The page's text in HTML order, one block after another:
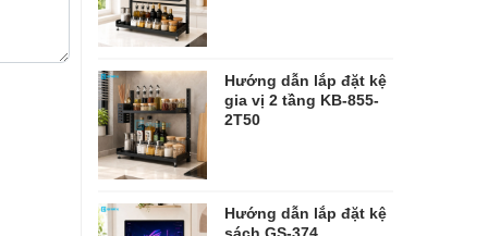
Hướng dẫn lắp đặt kệ
gia vị 2 tầng KB-855-
2T50
Hướng dẫn lắp đặt kệ
sách GS-374